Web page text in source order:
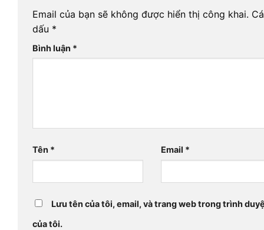
Email của bạn sẽ không được hiển thị công khai.
dấu *
Bình luận *
Tên * Email *
Lưu tên của tôi, email, và trang web trong trình
của tôi.